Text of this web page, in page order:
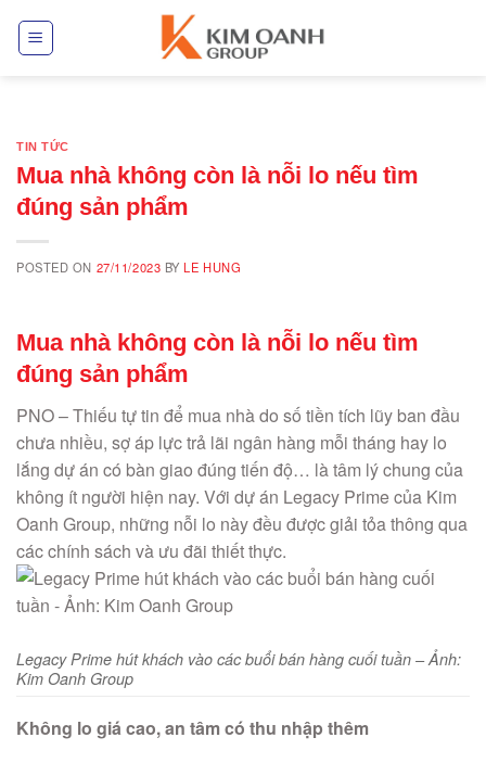
TIN TỨC
Mua nhà không còn là nỗi lo nếu tìm
đúng sản phẩm
POSTED ON 27/11/2023 BYLE HUNG
Mua nhà không còn là nỗi lo nếu tìm
đúng sản phẩm
PNO – Thiếu tự tin để mua nhà do số tiền tích lũy ban đầu
chưa nhiều, sợ áp lực trả lãi ngân hàng mỗi tháng hay lo
lắng dự án có bàn giao đúng tiến độ… là tâm lý chung của
không ít người hiện nay. Với dự án Legacy Prime của Kim
Oanh Group, những nỗi lo này đều được giải tỏa thông qua
các chính sách và ưu đãi thiết thực.
Legacy Prime hút khách vào các buổi bán hàng cuối tuần – Ảnh:
Kim Oanh Group
Không lo giá cao, an tâm có thu nhập thêm